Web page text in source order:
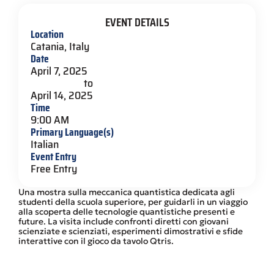
Una mostra sulla meccanica quantistica dedicata agli
studenti della scuola superiore, per guidarli in un viaggio
alla scoperta delle tecnologie quantistiche presenti e
future. La visita include confronti diretti con giovani
scienziate e scienziati, esperimenti dimostrativi e sfide
interattive con il gioco da tavolo Qtris.
EVENT DETAILS
Location
Catania, Italy
Date
April 7, 2025
to
April 14, 2025
Time
9:00 AM
Primary Language(s)
Italian
Event Entry
Free Entry